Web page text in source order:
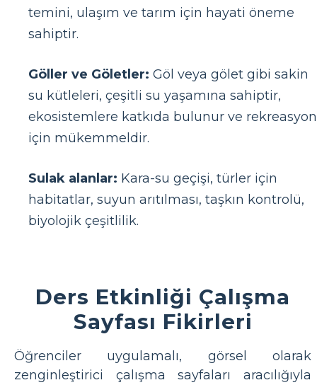
temini, ulaşım ve tarım için hayati öneme
sahiptir.
Göller ve Göletler: Göl veya gölet gibi sakin
su kütleleri, çeşitli su yaşamına sahiptir,
ekosistemlere katkıda bulunur ve rekreasyon
için mükemmeldir.
Sulak alanlar: Kara-su geçişi, türler için
habitatlar, suyun arıtılması, taşkın kontrolü,
biyolojik çeşitlilik.
Ders Etkinliği Çalışma
Sayfası Fikirleri
Öğrenciler uygulamalı, görsel olarak
zenginleştirici çalışma sayfaları aracılığıyla